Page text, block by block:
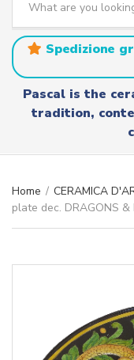
a
t
g
a
r
c
h
Spedizione
Pascal is the
tradition,
Home / CERAMICA
plate dec. DRAGONS